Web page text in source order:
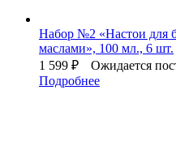
Набор №2 «Настои для
маслами», 100 мл., 6 шт.
1 599 ₽
Ожидается
Подробнее